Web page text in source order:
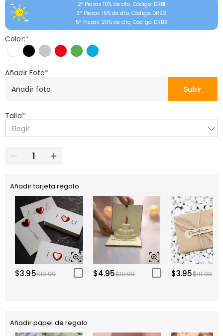
2ª Piezas 10% de dto, Código: DRB1
3ª Piezas 15% de dto, Código: DRB2
5ª Piezas 20% de dto, Código: DRB3
Color:*
Añadir Foto*
Añadir foto
Subir
Talla*
Elegir
Añadir tarjeta regalo
$3.95$10.00 $4.95$10.00 $3.95$10.00
Añadir papel de regalo